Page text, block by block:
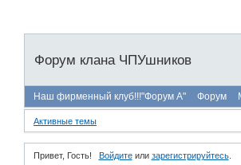
Форум клана ЧПУшников
Наш фирменный клуб!!!"Форум А" Форум
Активные темы
Привет, Гость! Войдитеили зарегистрируйтесь.